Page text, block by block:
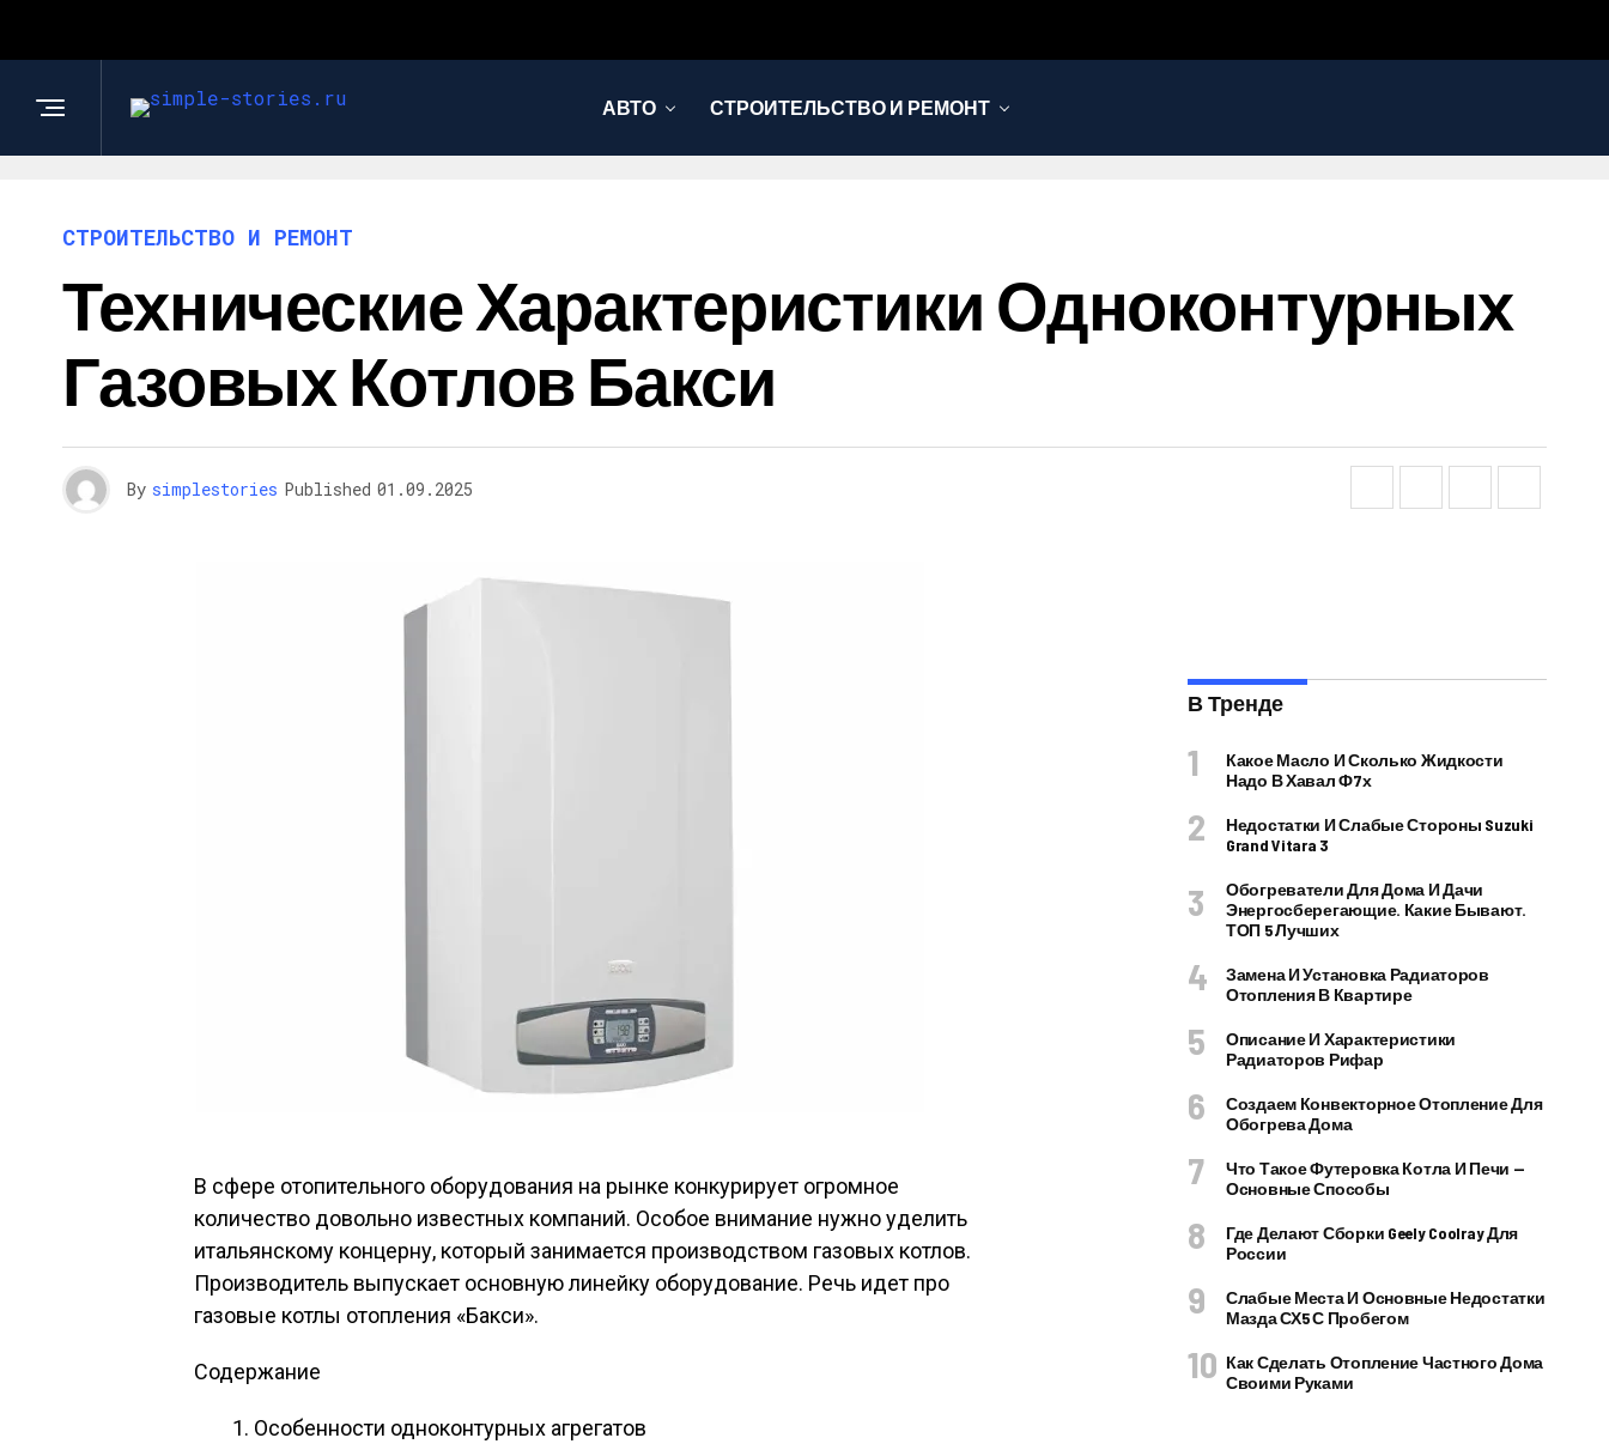
АВТО СТРОИТЕЛЬСТВО И РЕМОНТ
СТРОИТЕЛЬСТВО И РЕМОНТ
Технические Характеристики Одноконтурных
Газовых Котлов Бакси
By simplestories Published 01.09.2025
В сфере отопительного оборудования на рынке конкурирует огромное
количество довольно известных компаний. Особое внимание нужно уделить
итальянскому концерну, который занимается производством газовых котлов.
Производитель выпускает основную линейку оборудование. Речь идет про
газовые котлы отопления «Бакси».
Содержание
Особенности одноконтурных агрегатов
В Тренде
Какое Масло И Сколько Жидкости
Надо В Хавал Ф7х
Недостатки И Слабые Стороны Suzuki
Grand Vitara 3
Обогреватели Для Дома И Дачи
Энергосберегающие. Какие Бывают.
ТОП 5 Лучших
Замена И Установка Радиаторов
Отопления В Квартире
Описание И Характеристики
Радиаторов Рифар
Создаем Конвекторное Отопление Для
Обогрева Дома
Что Такое Футеровка Котла И Печи —
Основные Способы
Где Делают Сборки Geely Coolray Для
России
Слабые Места И Основные Недостатки
Мазда СХ5 С Пробегом
Как Сделать Отопление Частного Дома
Своими Руками